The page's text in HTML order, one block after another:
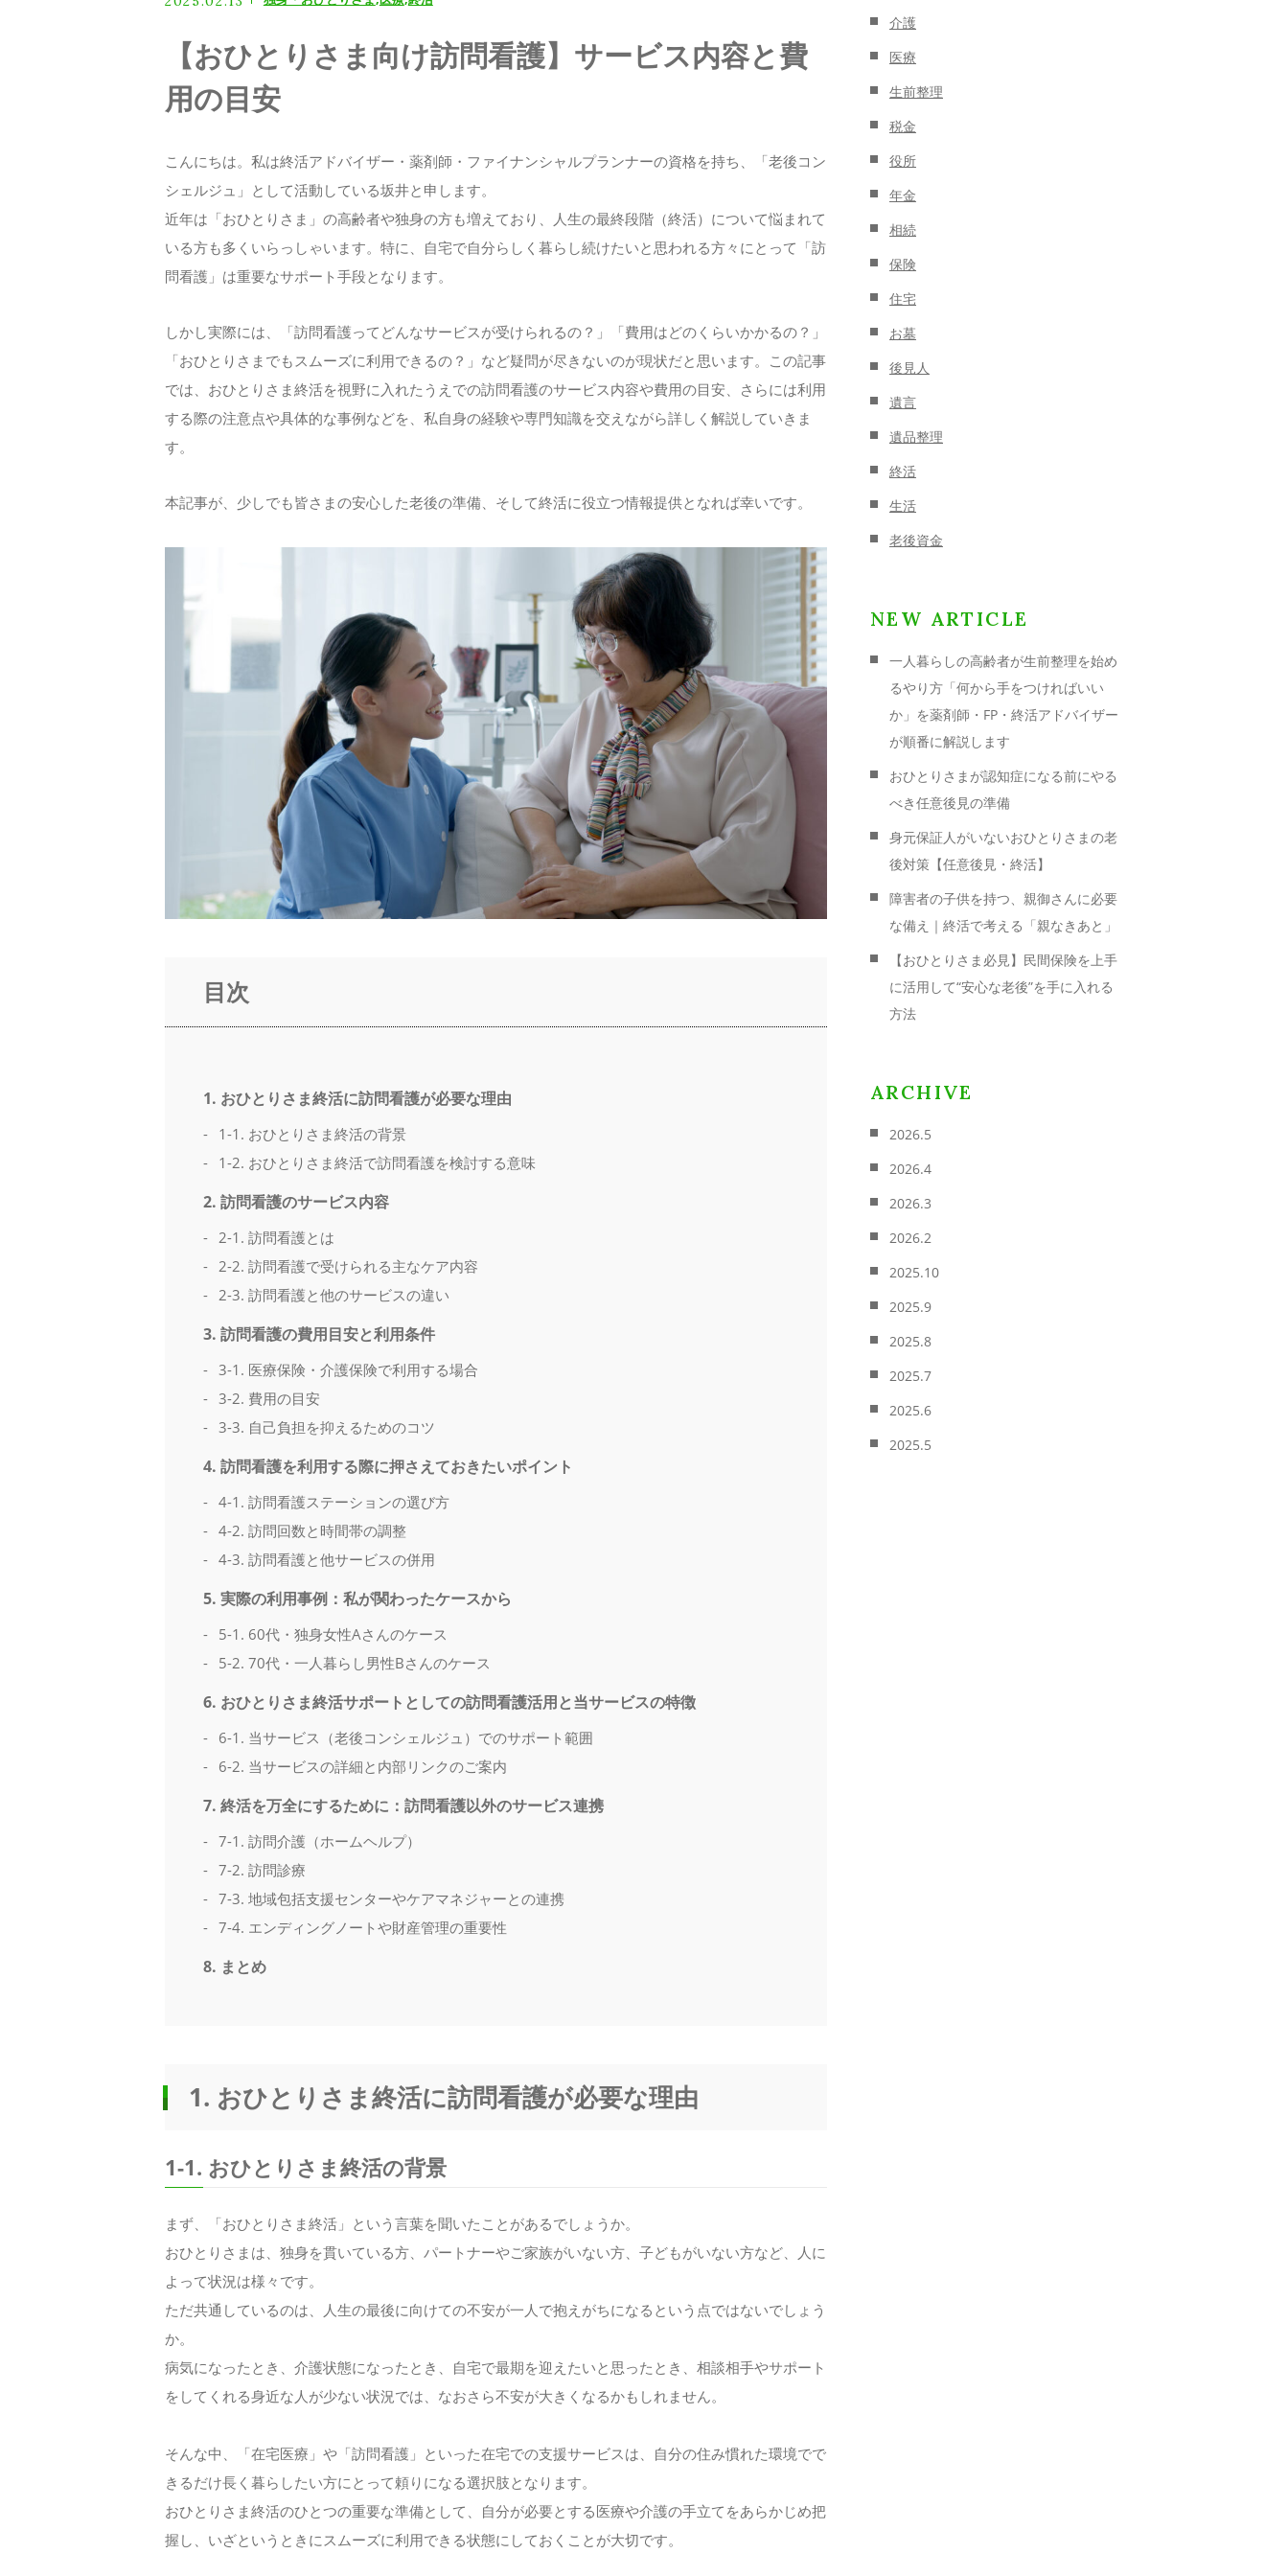
【おひとりさま向け訪問看護】サービス内容と費
用の目安
こんにちは。私は終活アドバイザー・薬剤師・ファイナンシャルプランナーの資格を持ち、「老後コン
シェルジュ」として活動している坂井と申します。
近年は「おひとりさま」の高齢者や独身の方も増えており、人生の最終段階（終活）について悩まれて
いる方も多くいらっしゃいます。特に、自宅で自分らしく暮らし続けたいと思われる方々にとって「訪
問看護」は重要なサポート手段となります。
しかし実際には、「訪問看護ってどんなサービスが受けられるの？」「費用はどのくらいかかるの？」
「おひとりさまでもスムーズに利用できるの？」など疑問が尽きないのが現状だと思います。この記事
では、おひとりさま終活を視野に入れたうえでの訪問看護のサービス内容や費用の目安、さらには利用
する際の注意点や具体的な事例などを、私自身の経験や専門知識を交えながら詳しく解説していきま
す。
本記事が、少しでも皆さまの安心した老後の準備、そして終活に役立つ情報提供となれば幸いです。
目次
1. おひとりさま終活に訪問看護が必要な理由
1-1. おひとりさま終活の背景
1-2. おひとりさま終活で訪問看護を検討する意味
2. 訪問看護のサービス内容
2-1. 訪問看護とは
2-2. 訪問看護で受けられる主なケア内容
2-3. 訪問看護と他のサービスの違い
3. 訪問看護の費用目安と利用条件
3-1. 医療保険・介護保険で利用する場合
3-2. 費用の目安
3-3. 自己負担を抑えるためのコツ
4. 訪問看護を利用する際に押さえておきたいポイント
4-1. 訪問看護ステーションの選び方
4-2. 訪問回数と時間帯の調整
4-3. 訪問看護と他サービスの併用
5. 実際の利用事例：私が関わったケースから
5-1. 60代・独身女性Aさんのケース
5-2. 70代・一人暮らし男性Bさんのケース
6. おひとりさま終活サポートとしての訪問看護活用と当サービスの特徴
6-1. 当サービス（老後コンシェルジュ）でのサポート範囲
6-2. 当サービスの詳細と内部リンクのご案内
7. 終活を万全にするために：訪問看護以外のサービス連携
7-1. 訪問介護（ホームヘルプ）
7-2. 訪問診療
7-3. 地域包括支援センターやケアマネジャーとの連携
7-4. エンディングノートや財産管理の重要性
8. まとめ
1. おひとりさま終活に訪問看護が必要な理由
1-1. おひとりさま終活の背景
まず、「おひとりさま終活」という言葉を聞いたことがあるでしょうか。
おひとりさまは、独身を貫いている方、パートナーやご家族がいない方、子どもがいない方など、人に
よって状況は様々です。
ただ共通しているのは、人生の最後に向けての不安が一人で抱えがちになるという点ではないでしょう
か。
病気になったとき、介護状態になったとき、自宅で最期を迎えたいと思ったとき、相談相手やサポート
をしてくれる身近な人が少ない状況では、なおさら不安が大きくなるかもしれません。
そんな中、「在宅医療」や「訪問看護」といった在宅での支援サービスは、自分の住み慣れた環境でで
きるだけ長く暮らしたい方にとって頼りになる選択肢となります。
おひとりさま終活のひとつの重要な準備として、自分が必要とする医療や介護の手立てをあらかじめ把
握し、いざというときにスムーズに利用できる状態にしておくことが大切です。
介護
医療
生前整理
税金
役所
年金
相続
保険
住宅
お墓
後見人
遺言
遺品整理
終活
生活
老後資金
NEW ARTICLE
一人暮らしの高齢者が生前整理を始め
るやり方「何から手をつければいい
か」を薬剤師・FP・終活アドバイザー
が順番に解説します
おひとりさまが認知症になる前にやる
べき任意後見の準備
身元保証人がいないおひとりさまの老
後対策【任意後見・終活】
障害者の子供を持つ、親御さんに必要
な備え｜終活で考える「親なきあと」
【おひとりさま必見】民間保険を上手
に活用して“安心な老後”を手に入れる
方法
ARCHIVE
2026.5
2026.4
2026.3
2026.2
2025.10
2025.9
2025.8
2025.7
2025.6
2025.5